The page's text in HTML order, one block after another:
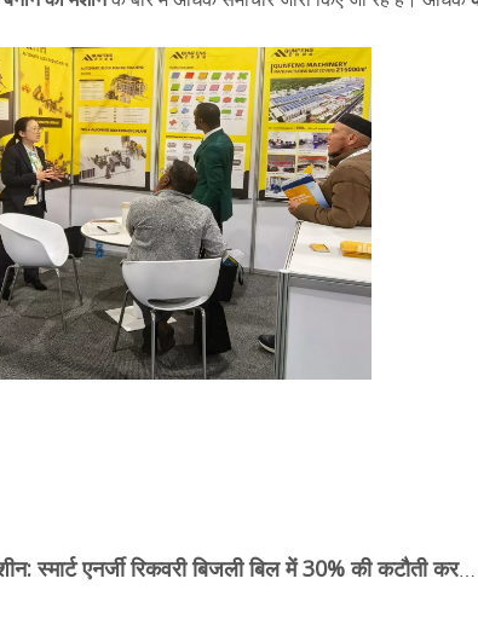
कंक्रीट ब्लॉक बनाने की मशीन: स्मार्ट एनर्जी रिकवरी बिजली बिल में 30% की कटौती करती है